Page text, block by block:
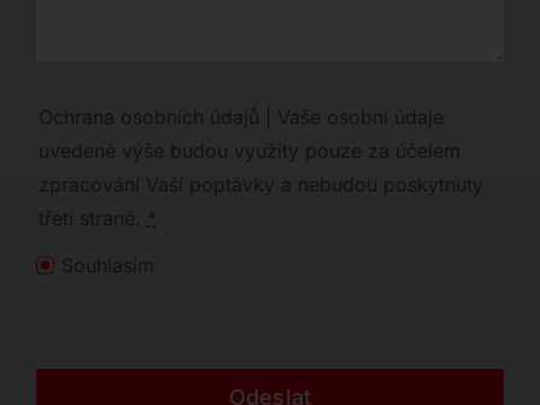
Ochrana osobních údajů | Vaše osobní údaje
uvedené výše budou využity pouze za účelem
zpracování Vaší poptávky a nebudou poskytnuty
třetí straně. *
Souhlasím
Odeslat